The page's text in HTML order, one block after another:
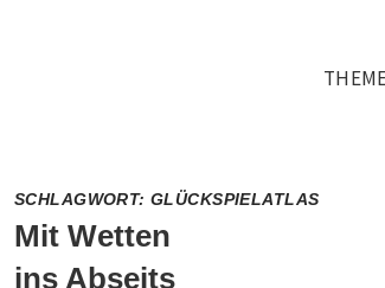
SCHLAGWORT:GLÜCKSPIELATLAS
Mit Wetten
ins Abseits